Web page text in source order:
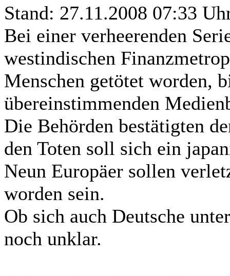
Stand: 27.11.2008 07:33
Bei einer verheerenden
westindischen
Menschen getötet worden,
übereinstimmenden
Die Behörden bestätigten
den Toten soll sich ein
Neun Europäer sollen
worden sein.
Ob sich auch Deutsche
noch unklar.